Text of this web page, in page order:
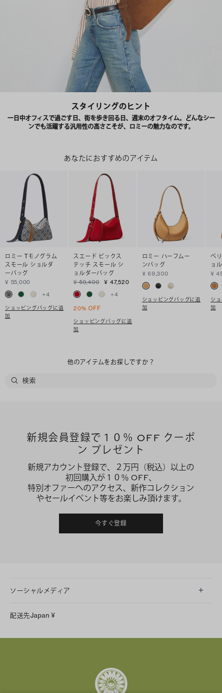
スタイリングのヒント
一日中オフィスで過ごす日、街を歩き回る日、週末のオフタイム。どんなシー
ンでも活躍する汎用性の高さこそが、ロミーの魅力なのです。
あなたにおすすめのアイテム
ロミー Tモノグラム
スモール ショルダ
ーバッグ
¥ 55,000
+4
ショッピングバッグに追
加
スエード ピックス
テッチ スモール シ
ョルダーバッグ
¥ 59,400
¥ 47,520
+4
20% OFF
ショッピングバッグに追
加
ロミー ハーフムー
ンバッグ
¥ 69,300
ショッピングバッグに追
加
ペ
ョ
¥
シ
加
他のアイテムをお探しですか？
新規会員登録で１０％ OFF クーポ
ン プレゼント
新規アカウント登録で、２万円（税込）以上の
初回購入が１０％ OFF、
特別オファーへのアクセス、新作コレクション
やセールイベント等をお楽しみ頂けます。
今すぐ登録
ソーシャルメディア
Facebook
配送先Japan ¥